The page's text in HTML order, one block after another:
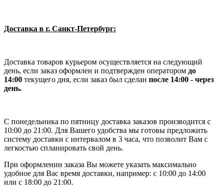
Доставка в г. Санкт-Петербург:
Доставка товаров курьером осуществляется на следующий
день, если заказ оформлен и подтвержден оператором до
14:00 текущего дня, если заказ был сделан после 14:00 - через
день.
С понедельника по пятницу доставка заказов производится с
10:00 до 21:00. Для Вашего удобства мы готовы предложить
систему доставки с интервалом в 3 часа, что позволит Вам с
легкостью спланировать свой день.
При оформлении заказа Вы можете указать максимально
удобное для Вас время доставки, например: с 10:00 до 14:00
или с 18:00 до 21:00.